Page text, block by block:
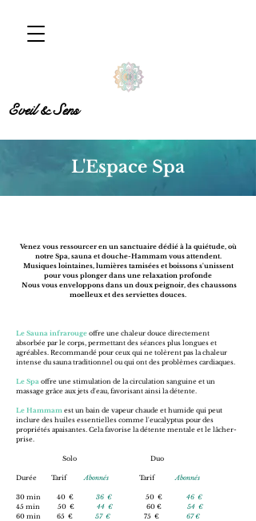
Eveil & Sens
L'Espace Spa
Venez vous ressourcer en un sanctuaire dédié à la quiétude, où
notre Spa, sauna et douche-Hammam vous attendent.
Musiques lointaines, lumières tamisées et boissons s'unissent
pour vous plonger dans une relaxation profonde
Nous vous enveloppons dans un doux peignoir, des chaussons
moelleux et des serviettes douces.
Le Sauna infrarouge offre une chaleur douce directement
absorbée par le corps, permettant des séances plus longues et
agréables. Recommandé pour ceux qui ne tolèrent pas la chaleur
intense du sauna traditionnel ou qui ont des problèmes cardiaques.
Le Spa offre une stimulation de la circulation sanguine et un
massage grâce aux jets d'eau, favorisant ainsi la détente.
Le Hammam est un bain de vapeur chaude et humide qui peut
inclure des huiles essentielles comme l'eucalyptus pour des
propriétés apaisantes. Cela favorise la détente mentale et le lâcher-
prise.
Solo Duo​​​
Durée Tarif Abonnés Tarif Abonnés
30 min 40 € 36 € 50 €
46 €
45 min 50 €
44 € 60 € 54 €
60 min 65 € 57 € 75 € 67 €